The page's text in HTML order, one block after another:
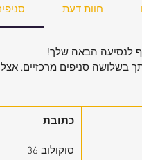
חוות דעת
לנסיעה הבאה שלך!
בשלושה סניפים מרכזיים.
כתובת
סוקולוב 36